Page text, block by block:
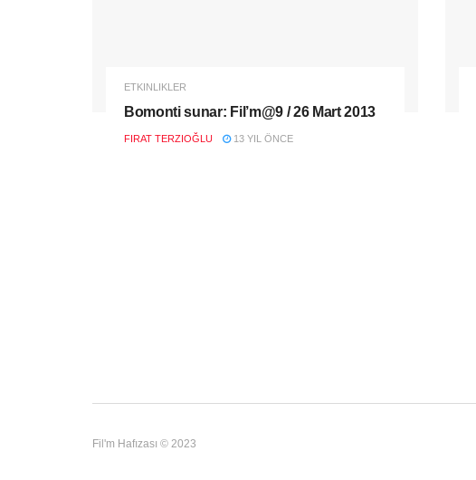
ETKINLIKLER
Bomonti sunar: Fil’m@9 / 26 Mart 2013
FIRAT TERZIOĞLU 13 YIL ÖNCE
Fil'm Hafızası © 2023